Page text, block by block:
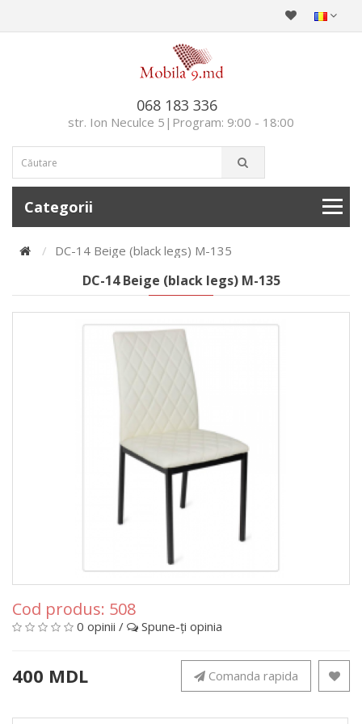
068 183 336
str. Ion Neculce 5|Program: 9:00 - 18:00
Categorii
DC-14 Beige (black legs) M-135
DC-14 Beige (black legs) M-135
Cod produs: 508
0 opinii / Spune-ţi opinia
400 MDL Comanda rapida